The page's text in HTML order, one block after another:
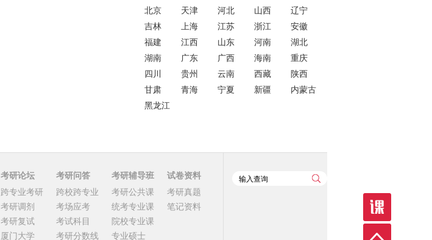
北京 天津 河北 山西
辽宁
吉林
上海 江苏 浙江
安徽
福建
江西 山东 河南
湖北
湖南
广东 广西 海南
重庆
四川
贵州 云南 西藏
陕西
甘肃
青海 宁夏 新疆
内蒙古
黑龙江
考研论坛
跨专业考研
考研调剂
考研复试
厦门大学
考研问答
跨校跨专业
考场应考
考试科目
考研分数线
考研辅导班
考研公共课
统考专业课
院校专业课
专业硕士
试卷资料
考研真题
笔记资料